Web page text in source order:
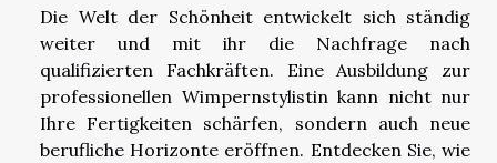
Die Welt der Schönheit entwickelt sich ständig
weiter und mit ihr die Nachfrage nach
qualifizierten Fachkräften. Eine Ausbildung zur
professionellen Wimpernstylistin kann nicht nur
Ihre Fertigkeiten schärfen, sondern auch neue
berufliche Horizonte eröffnen. Entdecken Sie, wie